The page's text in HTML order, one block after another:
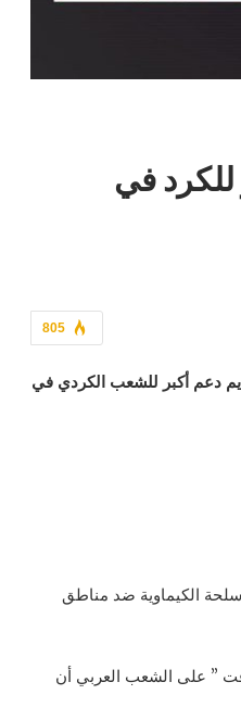
في
805
دعم أكبر للشعب الكردي في
الكيماوية ضد مناطق
” على الشعب العربي أن